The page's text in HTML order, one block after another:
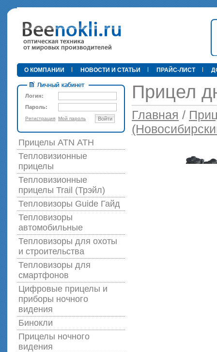
•
89 000
О КОМПАНИИ НОВОСТИ И СТАТЬИ ПРАЙС-ЛИСТ
Логин:
Пароль:
Регистрация Мой пароль Войти
Прицелы ATN АТН
Тепловизионные
прицелы
Тепловизионные
прицелы Trail (Трэйл)
Тепловизоры Guide Гайд
Тепловизоры
автомобильные
Тепловизоры для охоты
и строительства
Тепловизоры для
смартфонов
Цифровые прицелы и
приборы ночного
видения
Бинокли
Прицелы ночного
видения
Прицел
Главная /